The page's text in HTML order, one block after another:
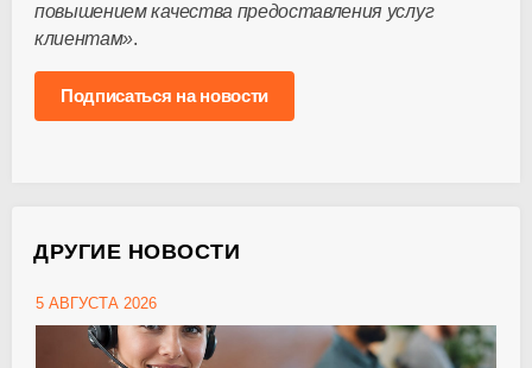
повышением качества предоставления услуг
клиентам».
Подписаться на новости
ДРУГИЕ НОВОСТИ
5 АВГУСТА 2026